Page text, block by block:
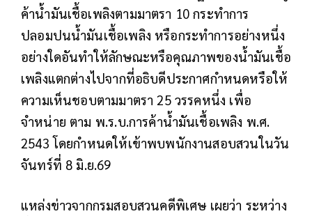
ค้าน้ำมันเชื้อเพลิงตามมาตรา 10 กระทำการ
ปลอมปนน้ำมันเชื้อเพลิง หรือกระทำการอย่างหนึ่ง
อย่างใดอันทำให้ลักษณะหรือคุณภาพของน้ำมันเชื้อ
เพลิงแตกต่างไปจากที่อธิบดีประกาศกำหนดหรือให้
ความเห็นชอบตามมาตรา 25 วรรคหนึ่ง เพื่อ
จำหน่าย ตาม พ.ร.บ.การค้าน้ำมันเชื้อเพลิง พ.ศ.
2543 โดยกำหนดให้เข้าพบพนักงานสอบสวนในวัน
จันทร์ที่ 8 มิ.ย.69
แหล่งข่าวจากกรมสอบสวนคดีพิเศษ เผยว่า ระหว่าง